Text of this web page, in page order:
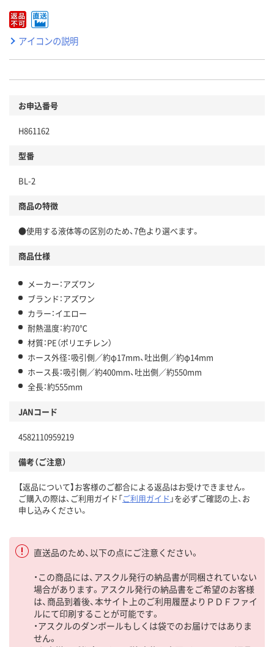
アイコンの説明
お申込番号
H861162
型番
BL-2
商品の特徴
●使用する液体等の区別のため、7色より選べます。
商品仕様
メーカー：アズワン
ブランド：アズワン
カラー：イエロー
耐熱温度：約70℃
材質：PE（ポリエチレン）
ホース外径：吸引側／約φ17mm、吐出側／約φ14mm
ホース長：吸引側／約400mm、吐出側／約550mm
全長：約555mm
JANコード
4582110959219
備考（ご注意）
【返品について】お客様のご都合による返品はお受けできません。
ご購入の際は、ご利用ガイド「ご利用ガイド 」を必ずご確認の上、お
申し込みください。
直送品のため、以下の点にご注意ください。
・この商品には、アスクル発行の納品書が同梱されていない
場合があります。アスクル発行の納品書をご希望のお客様
は、商品到着後、本サイト上のご利用履歴よりＰＤＦファイ
ルにて印刷することが可能です。
・アスクルのダンボールもしくは袋でのお届けではありま
せん。